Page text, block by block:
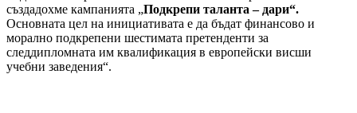
създадохме кампанията „Подкрепи таланта – дари“.
Основната цел на инициативата е да бъдат финансово и
морално подкрепени шестимата претенденти за
следдипломната им квалификация в европейски висши
учебни заведения“.